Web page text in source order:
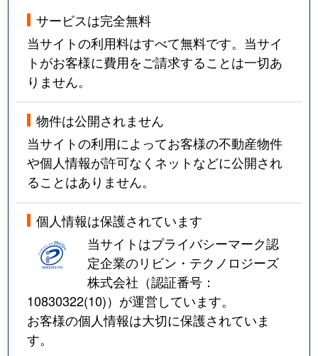
サービスは完全無料
当サイトの利用料はすべて無料です。当サイ
トがお客様に費用をご請求することは一切あ
りません。
物件は公開されません
当サイトの利用によってお客様の不動産物件
や個人情報が許可なくネットなどに公開され
ることはありません。
個人情報は保護されています
当サイトはプライバシーマーク認
定企業のリビン・テクノロジーズ
株式会社（認証番号：
10830322(10)）が運営しています。
お客様の個人情報は大切に保護されていま
す。